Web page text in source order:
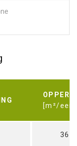
[m²/
365